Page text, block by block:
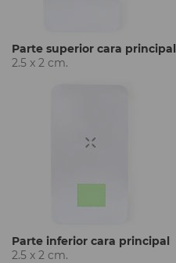
Parte superior cara principal
2.5 x 2 cm.
Parte inferior cara principal
2.5 x 2 cm.